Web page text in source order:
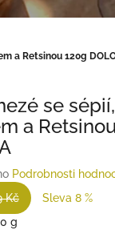
a Retsinou 120g
se sépií,
a
Podrobnosti
Kč
Sleva 8 %
g